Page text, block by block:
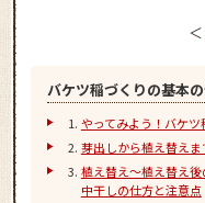
バケツ稲づくりの基本
やってみよう！バケツ
芽出しから植え替え
植え替え～植え替え後
中干しの仕方と注意点